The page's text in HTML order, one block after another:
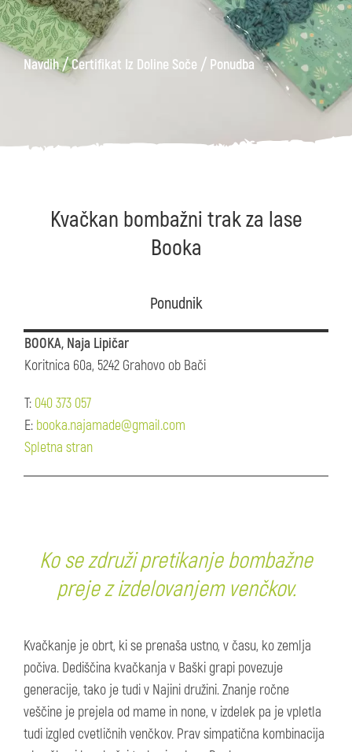
Navdih/Certifikat Iz Doline Soče / Ponudba
Kvačkan bombažni trak za lase
Booka
Ponudnik
BOOKA, Naja Lipičar
Koritnica 60a, 5242 Grahovo ob Bači
T: 040 373 057
E: booka.najamade@gmail.com
Spletna stran
Ko se združi pretikanje bombažne
preje z izdelovanjem venčkov.
Kvačkanje je obrt, ki se prenaša ustno, v času, ko zemlja
počiva. Dediščina kvačkanja v Baški grapi povezuje
generacije, tako je tudi v Najini družini. Znanje ročne
veščine je prejela od mame in none, v izdelek pa je vpletla
tudi izgled cvetličnih venčkov. Prav simpatična kombinacija